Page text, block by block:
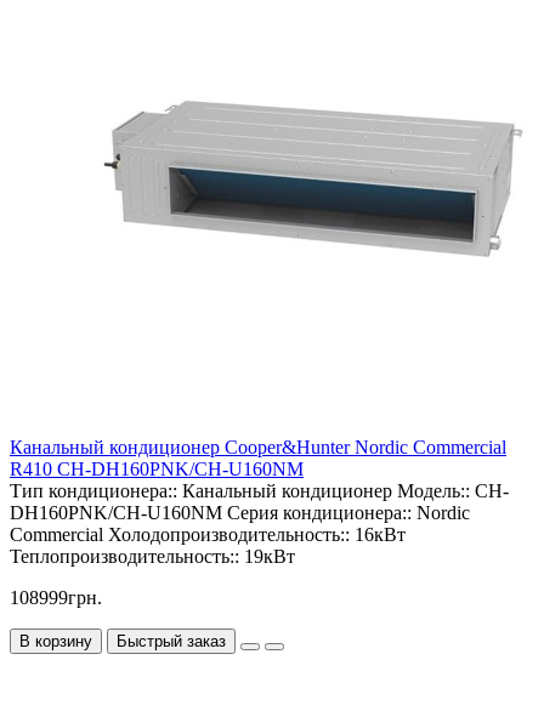
Канальный кондиционер Cooper&Hunter Nordic Commercial
R410 CH-DH160PNK/CH-U160NM
Тип кондиционера:: Канальный кондиционер Модель:: CH-
DH160PNK/CH-U160NM Серия кондиционера:: Nordic
Commercial Холодопроизводительность:: 16кВт
Теплопроизводительность:: 19кВт
108999грн.
В корзину Быстрый заказ